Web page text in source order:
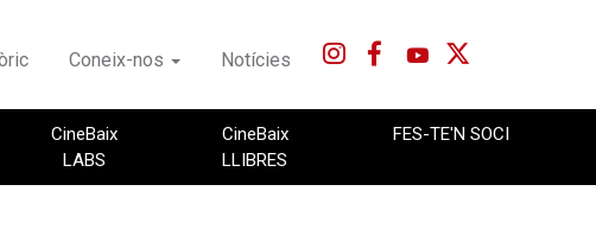
Coneix-nos Notícies
CineBaix
LABS
CineBaix
LLIBRES
FES-TE'N SOCI